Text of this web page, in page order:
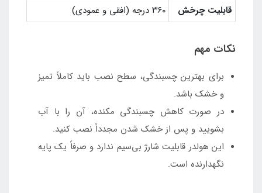
قابلیت چرخش
۳۶۰ درجه (افقی و عمودی)
نکات مهم
برای بهترین چسبندگی، سطح نصب باید کاملاً تمیز
و خشک باشد.
در صورت کاهش چسبندگی مکنده، آن را با آب
بشویید و پس از خشک شدن مجدداً نصب کنید.
این هولدر قابلیت شارژ بی‌سیم ندارد و صرفاً یک پایه
نگهدارنده است.